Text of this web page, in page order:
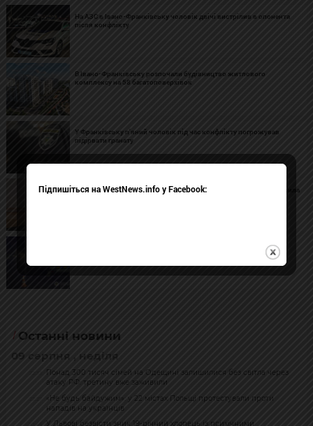
На АЗС в Івано-Франківську чоловік двічі вистрілив в опонента
після конфлікту
В Івано-Франківську розпочали будівництво житлового
комплексу на 58 багатоповерхівок
У Франківську п'яний чоловік під час конфлікту погрожував
підірвати гранату
В Івано-Франківську 78-річна жінка з деменцією десять днів жила
Поліцейські Прикарпаття розслідують дві смертельні ДТП у
Останні новини
09 серпня , неділя
Понад 300 тисяч сімей на Одещині залишилися без світла через
атаку РФ: третину вже заживили
«Не будь байдужим»: у 22 містах Польщі протестували проти
нападів на українців
У Львові безвісти зник 19-річний хлопець із психічними
Підпишіться на WestNews.info у Facebook: